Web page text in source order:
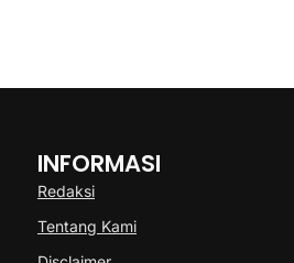
INFORMASI
Redaksi
Tentang Kami